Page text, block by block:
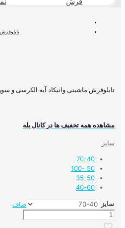
تابلوفرش ماشینی وانیکاد آیه الکرسی و سوره
مشاهده همه تخفیف ها در کانال بله
سایز
70-40
50 -100
35-50
40-60
سایز
صاف
تابلوفرش
ماشینی